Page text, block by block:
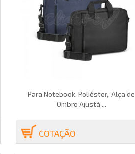
Para Notebook. Poliéster,. Alça de
Ombro Ajustá ...
COTAÇÃO